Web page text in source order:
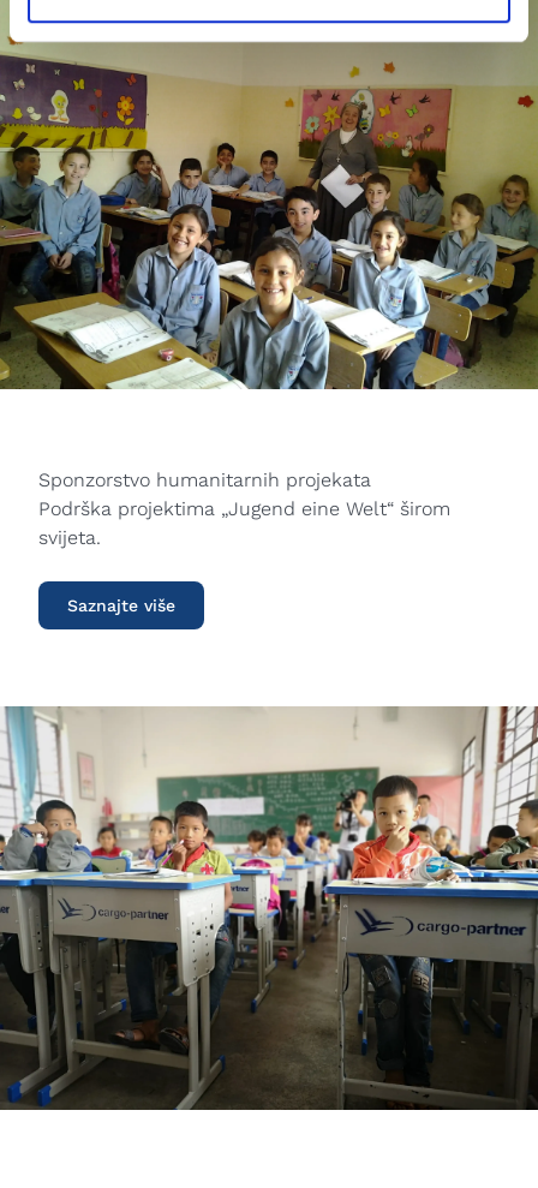
Sponzorstvo humanitarnih projekata
Podrška projektima „Jugend eine Welt“ širom
svijeta.
Saznajte više